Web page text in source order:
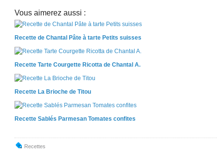
Vous aimerez aussi :
Recette de Chantal Pâte à tarte Petits suisses
Recette Tarte Courgette Ricotta de Chantal A.
Recette La Brioche de Titou
Recette Sablés Parmesan Tomates confites
Recettes